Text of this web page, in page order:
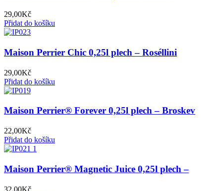
29,00Kč
Přidat do košíku
Maison Perrier Chic 0,25l plech – Roséllini
29,00Kč
Přidat do košíku
Maison Perrier® Forever 0,25l plech – Broskev
22,00Kč
Přidat do košíku
Maison Perrier® Magnetic Juice 0,25l plech –
32,00Kč